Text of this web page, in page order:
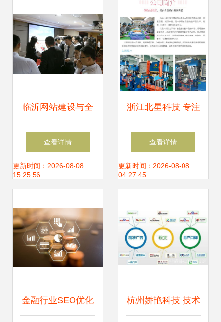
术创新推广
临沂网站建设与全
网推广一体化解决
方案 山东鼎基信息
化转型
查看详情
更新时间：2026-08-08
15:25:56
浙江北星科技 专注
婴幼儿硅胶碗生
产，以技术与品质
查看详情
更新时间：2026-08-08
04:27:45
金融行业SEO优化 杭州娇艳科技 技术